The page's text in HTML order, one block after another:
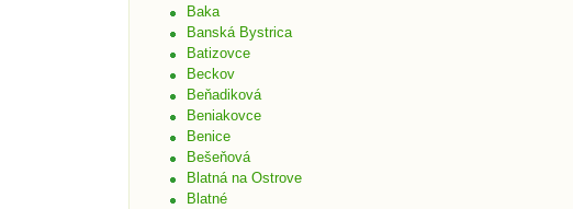
Baka
Banská Bystrica
Batizovce
Beckov
Beňadiková
Beniakovce
Benice
Bešeňová
Blatná na Ostrove
Blatné